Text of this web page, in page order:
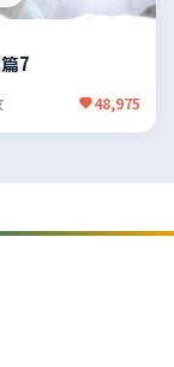
7
48,975